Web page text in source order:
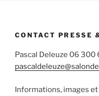
CONTACT PRESSE
Pascal Deleuze 06 300
Informations, images